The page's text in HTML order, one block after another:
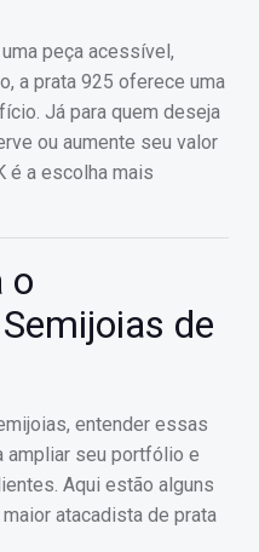
peça acessível,
a prata 925 oferece uma
Já para quem deseja
ou aumente seu valor
é a escolha mais
o
de
entender essas
ampliar seu portfólio e
Aqui estão alguns
atacadista de prata